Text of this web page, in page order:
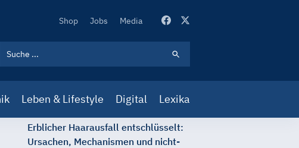
Secondary
Shop Jobs Media
Leben & Lifestyle Digital Lexika
Erblicher Haarausfall entschlüsselt:
Ursachen, Mechanismen und nicht-